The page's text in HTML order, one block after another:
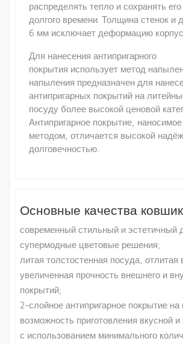
распределять тепло и сохранять
долгого времени. Толщина стенок и
6 мм исключает деформацию
Для нанесения антипригарного
покрытия использует метод
напыления предназначен для
антипригарных покрытий на
посуду более высокой ценовой
Антипригарное покрытие,
методом, отличается высокой
долговечностью.
Основные качества
современный стильный и эстетичный
супермодные цветовые решения;
литая толстостенная посуда, отлитая
увеличенная прочность внешнего и
покрытий;
2-слойное антипригарное покрытие на
возможность приготовления вкусной
с использованием минимального